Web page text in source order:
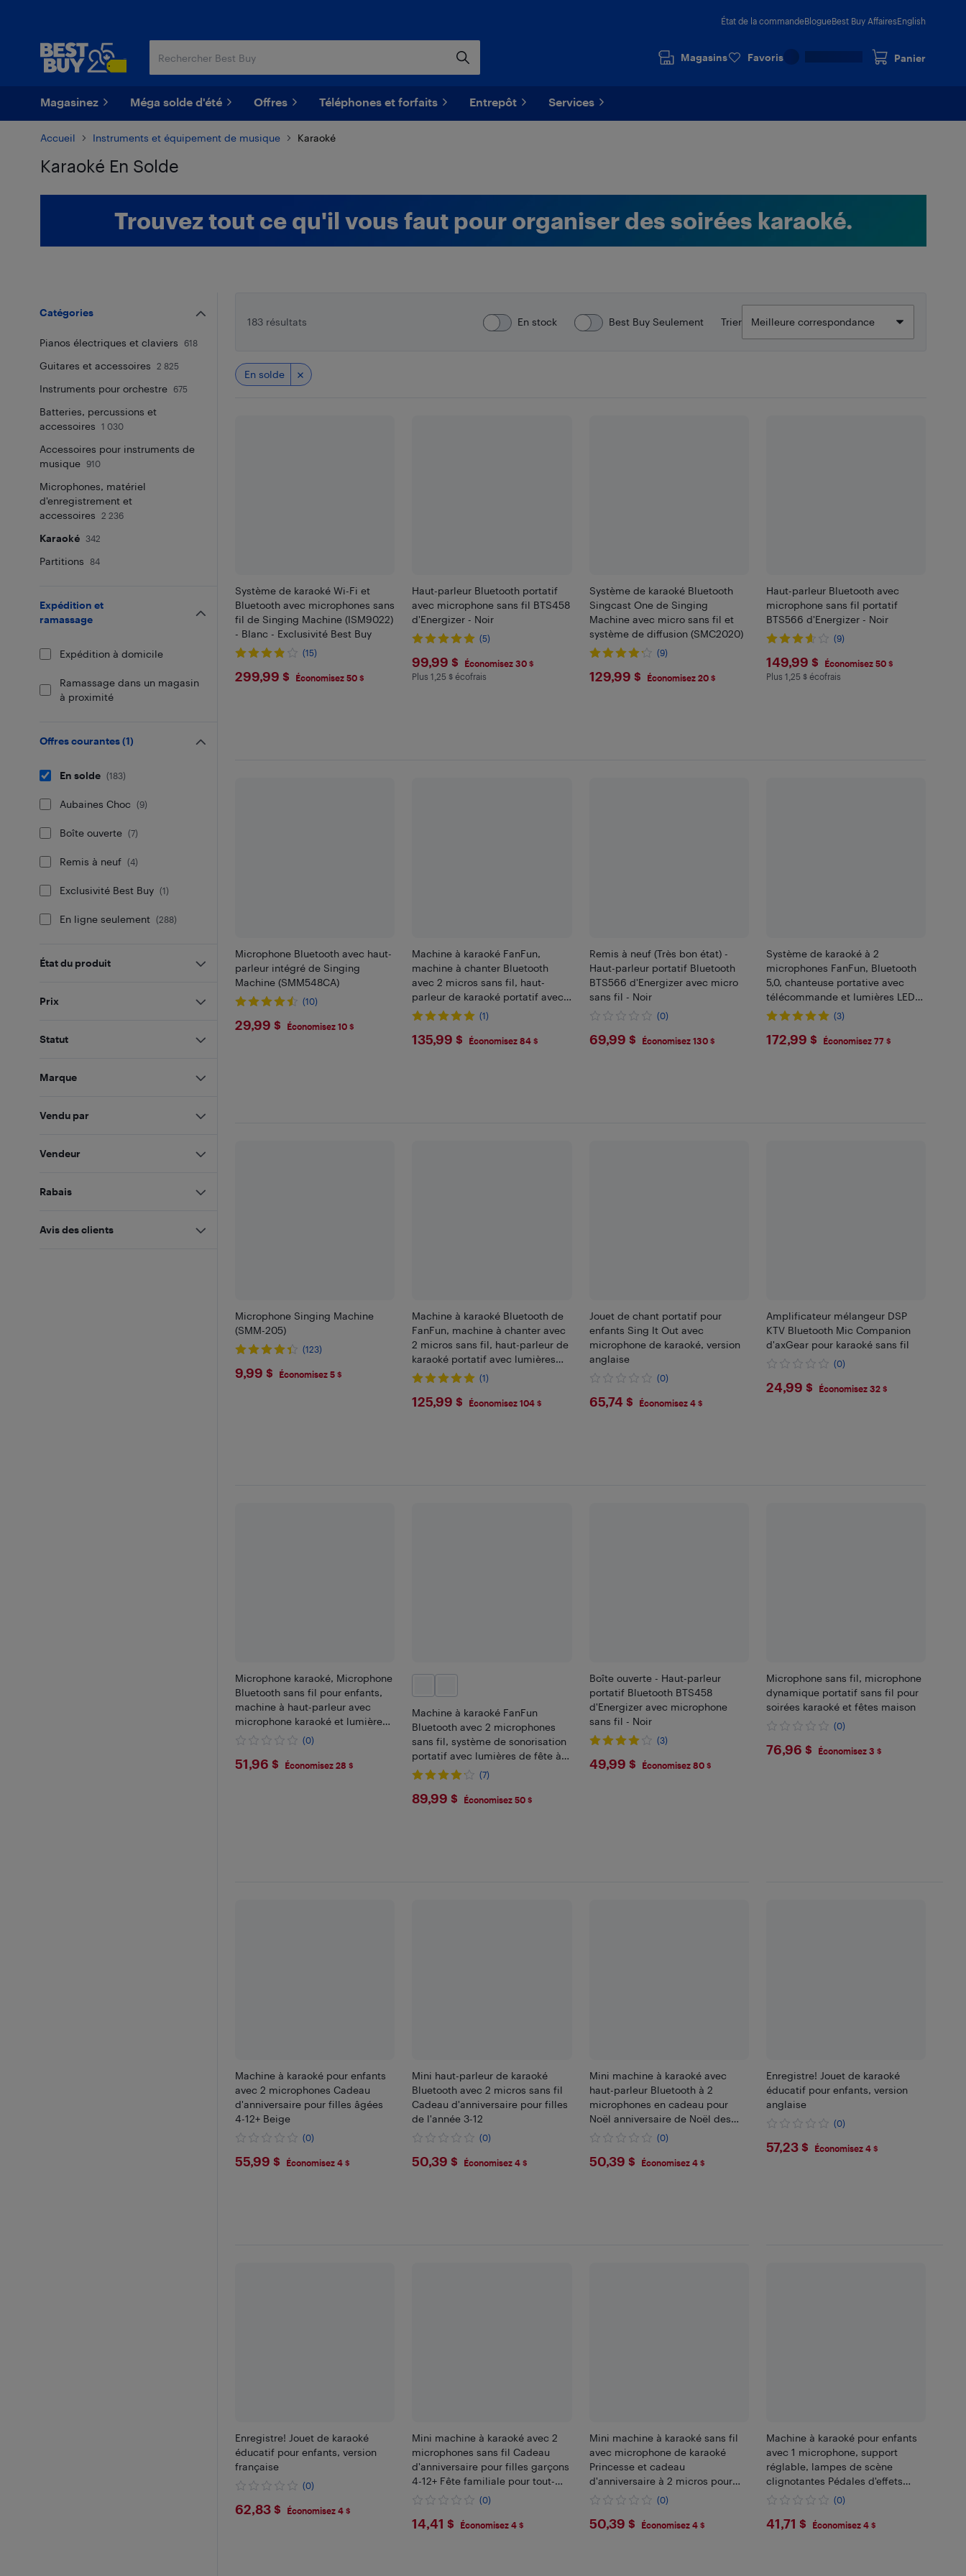
État de la commandeBlogueBest Buy AffairesEnglish
Magasins Favoris Panier
Magasinez Méga solde d'été Offres Téléphones et forfaits Entrepôt Services
Accueil Instruments et équipement de musique Karaoké
Karaoké En Solde
Trouvez tout ce qu'il vous faut pour organiser des soirées karaoké.
183 résultats En stock Best Buy Seulement Trier
En solde
Système de karaoké Wi-Fi et
Bluetooth avec microphones sans
fil de Singing Machine (ISM9022)
- Blanc - Exclusivité Best Buy
(15)
$299.99
299,99 $ Économisez 50 $
Haut-parleur Bluetooth portatif
avec microphone sans fil BTS458
d'Energizer - Noir
(5)
$99.99
99,99 $ Économisez 30 $
Plus 1.25 $ en écofrais
Plus 1,25 $ écofrais
Système de karaoké Bluetooth
Singcast One de Singing
Machine avec micro sans fil et
système de diffusion (SMC2020)
(9)
$129.99
129,99 $ Économisez 20 $
Haut-parleur Bluetooth avec
microphone sans fil portatif
BTS566 d'Energizer - Noir
(9)
$149.99
149,99 $ Économisez 50 $
Plus 1.25 $ en écofrais
Plus 1,25 $ écofrais
Microphone Bluetooth avec haut-
parleur intégré de Singing
Machine (SMM548CA)
(10)
$29.99
29,99 $ Économisez 10 $
Machine à karaoké FanFun,
machine à chanter Bluetooth
avec 2 micros sans fil, haut-
parleur de karaoké portatif avec
lumières de fête LED, S68
(1)
$135.99
135,99 $ Économisez 84 $
Remis à neuf (Très bon état) -
Haut-parleur portatif Bluetooth
BTS566 d'Energizer avec micro
sans fil - Noir
(0)
$69.99
69,99 $ Économisez 130 $
Système de karaoké à 2
microphones FanFun, Bluetooth
5,0, chanteuse portative avec
télécommande et lumières LED
pour fête, T10-T.
(3)
$172.99
172,99 $ Économisez 77 $
Microphone Singing Machine
(SMM-205)
(123)
$9.99
9,99 $ Économisez 5 $
Machine à karaoké Bluetooth de
FanFun, machine à chanter avec
2 micros sans fil, haut-parleur de
karaoké portatif avec lumières
LED, MS80
(1)
$125.99
125,99 $ Économisez 104 $
Jouet de chant portatif pour
enfants Sing It Out avec
microphone de karaoké, version
anglaise
(0)
$65.74
65,74 $ Économisez 4 $
Amplificateur mélangeur DSP
KTV Bluetooth Mic Companion
d'axGear pour karaoké sans fil
(0)
$24.99
24,99 $ Économisez 32 $
Microphone karaoké, Microphone
Bluetooth sans fil pour enfants,
machine à haut-parleur avec
microphone karaoké et lumières
DEL, jouets pour filles et garçons
(0)
$51.96
51,96 $ Économisez 28 $
Machine à karaoké FanFun
Bluetooth avec 2 microphones
sans fil, système de sonorisation
portatif avec lumières de fête à
DEL, T18-T.
(7)
$89.99
89,99 $ Économisez 50 $
Boîte ouverte - Haut-parleur
portatif Bluetooth BTS458
d'Energizer avec microphone
sans fil - Noir
(3)
$49.99
49,99 $ Économisez 80 $
Microphone sans fil, microphone
dynamique portatif sans fil pour
soirées karaoké et fêtes maison
(0)
$76.96
76,96 $ Économisez 3 $
Machine à karaoké pour enfants
avec 2 microphones Cadeau
d'anniversaire pour filles âgées
4-12+ Beige
(0)
$55.99
55,99 $ Économisez 4 $
Mini haut-parleur de karaoké
Bluetooth avec 2 micros sans fil
Cadeau d'anniversaire pour filles
de l'année 3-12
(0)
$50.39
50,39 $ Économisez 4 $
Mini machine à karaoké avec
haut-parleur Bluetooth à 2
microphones en cadeau pour
Noël anniversaire de Noël des
garçons de 3-8(0)
$50.39
50,39 $ Économisez 4 $
Enregistre! Jouet de karaoké
éducatif pour enfants, version
anglaise
(0)
$57.23
57,23 $ Économisez 4 $
Enregistre! Jouet de karaoké
éducatif pour enfants, version
française
(0)
$62.83
62,83 $ Économisez 4 $
Mini machine à karaoké avec 2
microphones sans fil Cadeau
d'anniversaire pour filles garçons
4-12+ Fête familiale pour tout-
petits adolescents
(0)
$14.41
14,41 $ Économisez 4 $
Mini machine à karaoké sans fil
avec microphone de karaoké
Princesse et cadeau
d'anniversaire à 2 micros pour
filles 4-8
(0)
$50.39
50,39 $ Économisez 4 $
Machine à karaoké pour enfants
avec 1 microphone, support
réglable, lampes de scène
clignotantes Pédales d'effets
musicaux chantant
(0)
$41.71
41,71 $ Économisez 4 $
Catégories
Pianos électriques et claviers 618
Guitares et accessoires 2 825
Instruments pour orchestre 675
Batteries, percussions et
accessoires
1 030
Accessoires pour instruments de
musique
910
Microphones, matériel
d'enregistrement et
accessoires
2 236
Karaoké 342
Partitions 84
Expédition et
ramassage
Expédition à domicile
Ramassage dans un magasin
à proximité
Offres courantes (1)
En solde (183)
Aubaines Choc (9)
Boîte ouverte (7)
Remis à neuf (4)
Exclusivité Best Buy (1)
En ligne seulement (288)
État du produit
Prix
Statut
Marque
Vendu par
Vendeur
Rabais
Avis des clients